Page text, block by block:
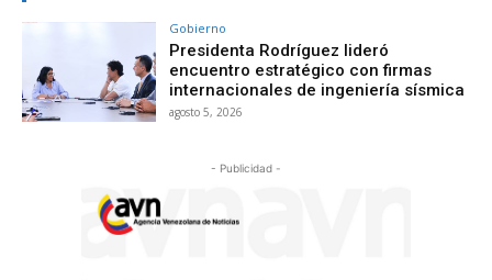
Gobierno
Presidenta Rodríguez lideró
encuentro estratégico con firmas
internacionales de ingeniería sísmica
agosto 5, 2026
- Publicidad -